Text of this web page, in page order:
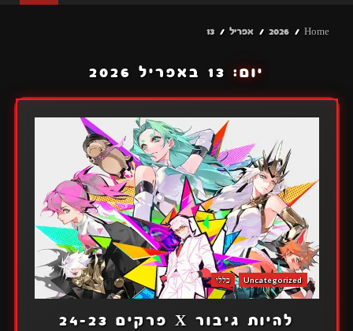
Home
2026 אפריל 13
יום: 13 באפריל 2026
Uncategorized כללי
להיות גיבור X פרקים 24-23